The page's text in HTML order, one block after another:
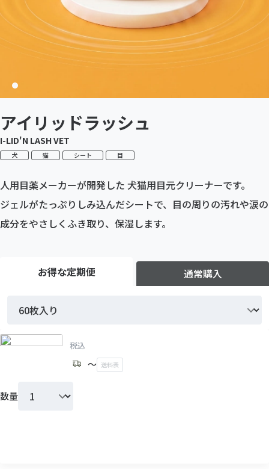
アイリッドラッシュ
I-LID'N LASH VET
犬 猫 シート 目
人用目薬メーカーが開発した 犬猫用目元クリーナーです。
ジェルがたっぷりしみ込んだシートで、目の周りの汚れや涙の
成分をやさしくふき取り、保湿します。
お得な定期便 通常購入
さらに、送料がずっと無料
税込
〜 送料表
数量